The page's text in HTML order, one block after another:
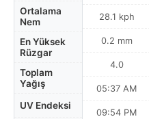
Ortalama
Nem
En Yüksek
Rüzgar
Toplam
Yağış
UV Endeksi
28.1 kph
0.2 mm
4.0
05:37 AM
09:54 PM